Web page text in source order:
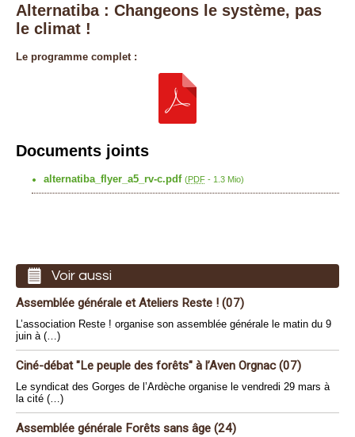
Alternatiba : Changeons le système, pas
le climat !
Le programme complet :
Documents joints
alternatiba_flyer_a5_rv-c.pdf (PDF- 1.3 Mio)
Voir aussi
Assemblée générale et Ateliers Reste ! (07)
L’association Reste ! organise son assemblée générale le matin du 9
juin à (…)
Ciné-débat "Le peuple des forêts" à l’Aven Orgnac (07)
Le syndicat des Gorges de l’Ardèche organise le vendredi 29 mars à
la cité (…)
Assemblée générale Forêts sans âge (24)